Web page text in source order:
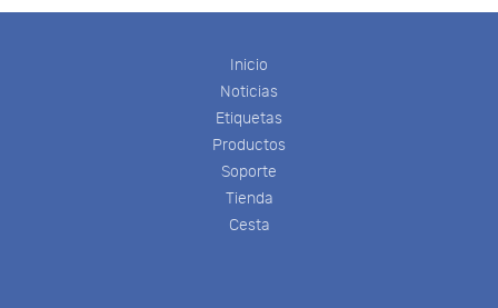
Inicio
Noticias
Etiquetas
Productos
Soporte
Tienda
Cesta